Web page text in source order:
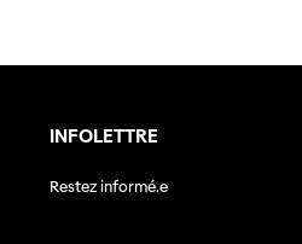
INFOLETTRE
Restez informé.e